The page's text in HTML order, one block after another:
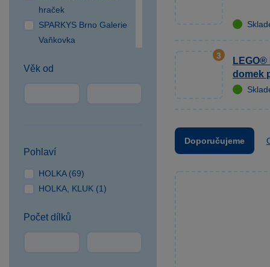
hraček
SPARKYS Brno Galerie
Vaňkovka
Campus Square
Budějovice NC Géčko
SPEKTRUM
SPARKYS Cheb
Králové
Věk od
Pohlaví
HOLKA (69)
HOLKA, KLUK (1)
Počet dílků
3
domek
Doporučujeme